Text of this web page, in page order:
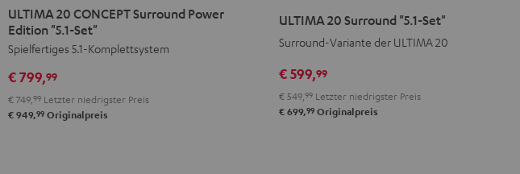
20
CONCEPT
Surround
Edition
"5.1-
20
CONCEPT
Surround
Edition
"5.1-
ULTIMA 20 CONCEPT Surround Power
Edition "5.1-Set"
Spielfertiges 5.1-Komplettsystem
€ 799,99
€ 749, 99 Letzter niedrigster Preis
€ 949,99 Originalpreis
"5.1-
Set"
"5.1-
Set"
ULTIMA 20 Surround "5.1-Set"
Surround-Variante der ULTIMA 20
€ 599,99
€ 549, 99 Letzter niedrigster Preis
€ 699,99 Originalpreis